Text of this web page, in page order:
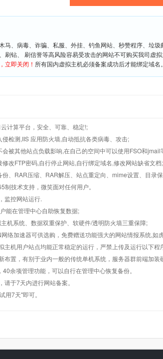
马、病毒、诈骗、私服、外挂、钓鱼网站、秒赞程序、垃
刷钻、 刷信誉等高风险容易受攻击的网站不可购买我司虚
立即关闭！ 所有国内虚拟主机必须备案成功后才能绑定域
计算平台，安全、可靠、稳定!;
检测,IIS 应用防火墙,自动抵抗各类病毒、攻击;
被其他站点负载影响,在自己的空间中可以使用FSO和jmail
改FTP密码,自行停止网站,自行绑定域名,修改网站缺省文档;
、RAR压缩、RAR解压、站点重定向、mime设置、目
技术支持，微笑面对任何用户。
监控网站运行.
能在管理中心自助恢复数据;
机系统、数据双重保护、软硬件/透明防火墙三重保障;
络加速器可供选购，免费赠送功能强大的网站情报系统,如
主机用户站点均能正常稳定的运行，严禁上传及运行以下
布置，有别于业内一般的传统单机系统，服务器群前端加
余项管理功能，可以自行在管理中心恢复备份。
于7天内进行网站备案。
用7天"即可。